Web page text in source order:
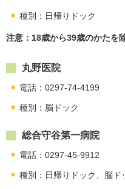
種別：日帰りドック
注意：18歳から39歳のかたを
丸野医院
電話：0297-74-4199
種別：脳ドック
総合守谷第一病院
電話：0297-45-9912
種別：日帰りドック、脳ド